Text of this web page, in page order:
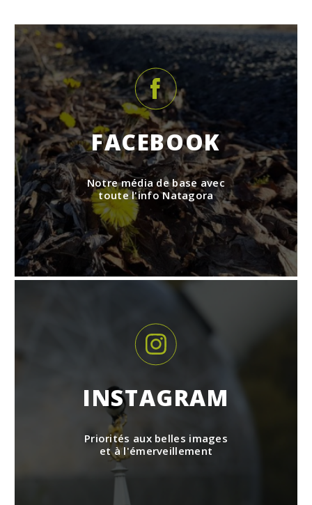
FACEBOOK
Notre média de base avec
toute l'info Natagora
INSTAGRAM
Priorités aux belles images
et à l'émerveillement